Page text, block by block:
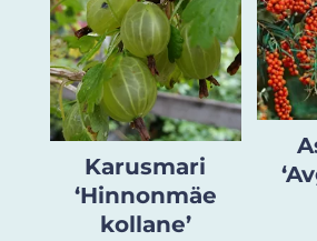
Karusmari
‘Hinnonmäe
kollane’